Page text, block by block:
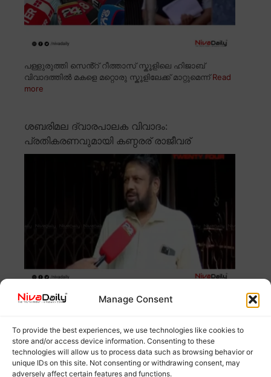
Manage Consent
To provide the best experiences, we use technologies like cookies to
store and/or access device information. Consenting to these
technologies will allow us to process data such as browsing behavior or
unique IDs on this site. Not consenting or withdrawing consent, may
adversely affect certain features and functions.
പള്ളുരുത്തി സെൻ്റ് റീത്താസ് സ്കൂളിലെ ഹിജാബ്
വിവാദത്തിൽ മകളെ മറ്റൊരു സ്കൂളിലേക്ക് മാറ്റുമെന്ന്Read
more
ശബരിമല ദ്വാരപാലക വിവാദം:
പ്രതികരണവുമായി കണ്ഠരര് രാജീവര്
ശബരിമലയിലെ ദ്വാരപാലക ശില്പവുമായി ബന്ധപ്പെട്ട
ശബരിമല ദ്വാരപാലക സ്വർണ വിവാദം;
നിർണായക രേഖകൾ പുറത്ത്, പോറ്റിയുടെ